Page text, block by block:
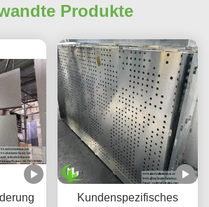
Produkte
Kundenspezifisches